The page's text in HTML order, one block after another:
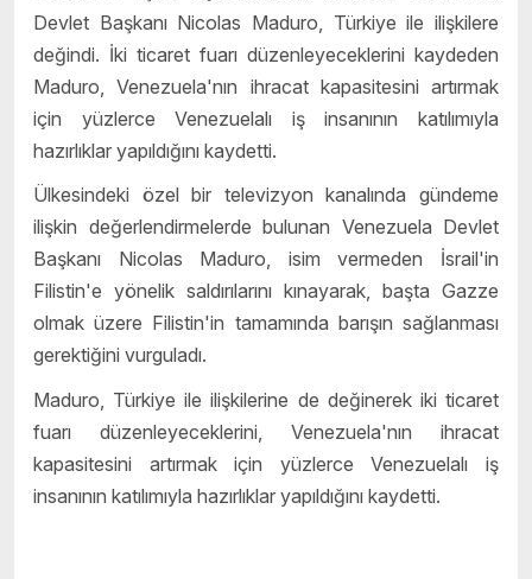
Devlet Başkanı Nicolas Maduro, Türkiye ile ilişkilere
değindi. İki ticaret fuarı düzenleyeceklerini kaydeden
Maduro, Venezuela'nın ihracat kapasitesini artırmak
için yüzlerce Venezuelalı iş insanının katılımıyla
hazırlıklar yapıldığını kaydetti.
Ülkesindeki özel bir televizyon kanalında gündeme
ilişkin değerlendirmelerde bulunan Venezuela Devlet
Başkanı Nicolas Maduro, isim vermeden İsrail'in
Filistin'e yönelik saldırılarını kınayarak, başta Gazze
olmak üzere Filistin'in tamamında barışın sağlanması
gerektiğini vurguladı.
Maduro, Türkiye ile ilişkilerine de değinerek iki ticaret
fuarı düzenleyeceklerini, Venezuela'nın ihracat
kapasitesini artırmak için yüzlerce Venezuelalı iş
insanının katılımıyla hazırlıklar yapıldığını kaydetti.